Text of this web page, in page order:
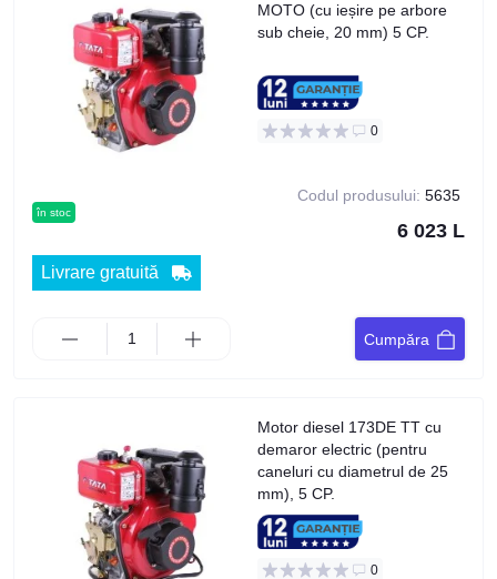
în stoc
MOTO (cu ieșire pe arbore
sub cheie, 20 mm) 5 CP.
0
Codul produsului: 5635
6 023 L
Livrare gratuită
Cumpăra
Motor diesel 173DE TT cu
demaror electric (pentru
caneluri cu diametrul de 25
mm), 5 CP.
0